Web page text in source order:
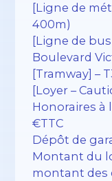
[Ligne de
400m)
[Ligne de
Boulevard
[Tramway] –
[Loyer –
Honoraires à
€TTC
Dépôt de
Montant du
montant des